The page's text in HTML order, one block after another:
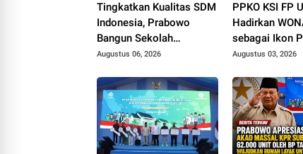
Tingkatkan Kualitas SDM
Indonesia, Prabowo
Bangun Sekolah
Unggulan hingga Undang
Augustus 06, 2026
PPKO KSI FP
Hadirkan
sebagai Ikon
Desa
Polokarto
2026
Augustus 03, 2026